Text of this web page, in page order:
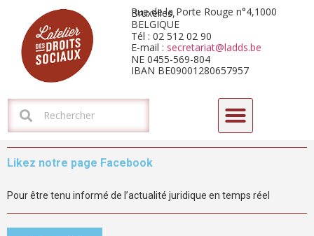
Rue de la Porte Rouge n°4,1000 Bruxelles,
BELGIQUE
Tél : 02 512 02 90
E-mail : secretariat@ladds.be
NE 0455-569-804
IBAN BE09001280657957
Likez notre page Facebook
Pour être tenu informé de l’actualité juridique en temps réel